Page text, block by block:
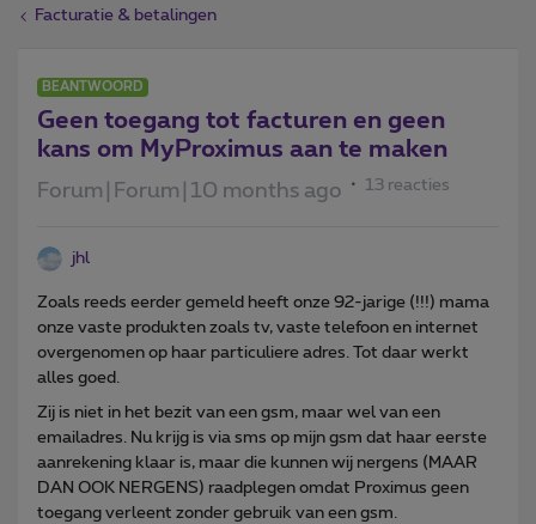
Facturatie & betalingen
BEANTWOORD
Geen toegang tot facturen en geen
kans om MyProximus aan te maken
Forum|Forum|10 months ago 13 reacties
jhl
Zoals reeds eerder gemeld heeft onze 92-jarige (!!!) mama
onze vaste produkten zoals tv, vaste telefoon en internet
overgenomen op haar particuliere adres. Tot daar werkt
alles goed.
Zij is niet in het bezit van een gsm, maar wel van een
emailadres. Nu krijg is via sms op mijn gsm dat haar eerste
aanrekening klaar is, maar die kunnen wij nergens (MAAR
DAN OOK NERGENS) raadplegen omdat Proximus geen
toegang verleent zonder gebruik van een gsm.